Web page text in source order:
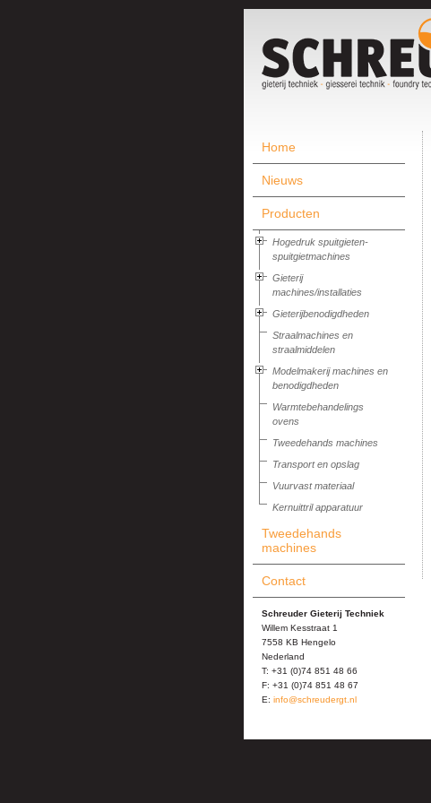
Home
Nieuws
Producten
Hogedruk spuitgieten-
spuitgietmachines
Gieterij
machines/installaties
Gieterijbenodigdheden
Straalmachines en
straalmiddelen
Modelmakerij machines en
benodigdheden
Warmtebehandelings
ovens
Tweedehands machines
Transport en opslag
Vuurvast materiaal
Kernuittril apparatuur
Tweedehands
machines
Contact
Schreuder Gieterij Techniek
Willem Kesstraat 1
7558 KB Hengelo
Nederland
T: +31 (0)74 851 48 66
F: +31 (0)74 851 48 67
E: info@schreudergt.nl